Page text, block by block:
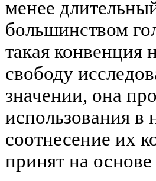
менее
большинством
такая конвенция
свободу
значении, она
использования в
соотнесение их
принят на